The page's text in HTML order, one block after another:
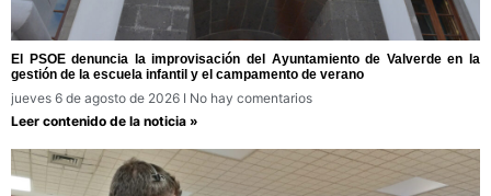
El PSOE denuncia la improvisación del Ayuntamiento de Valverde en la
gestión de la escuela infantil y el campamento de verano
jueves 6 de agosto de 2026
No hay comentarios
Leer contenido de la noticia »